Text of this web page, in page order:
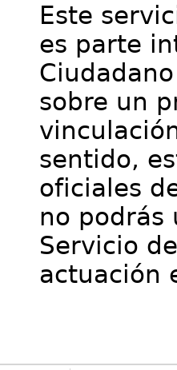
Este
es parte
sobre un
sentido,
oficiales
no podrás
Servicio
actuación